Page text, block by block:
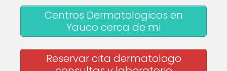
Centros Dermatologicos en
Yauco cerca de mi
Reservar cita dermatologo